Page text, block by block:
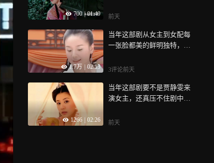
700 | 01:49
精怪或娇俏灵动，可惜结局
前天
1.7万 02:13
当年这部剧从女主到女配每
一张脸都美的鲜明独特，就
以演女主的存在
3评论前天
1266 02:26
当年这部剧要不是贾静雯来
演女主，还真压不住剧中的
打架的年代大家都是纯靠脸
前天